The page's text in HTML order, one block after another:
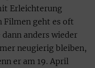
Erleichterung
Filmen geht es oft
anders wieder
neugierig bleiben,
er am 19. April